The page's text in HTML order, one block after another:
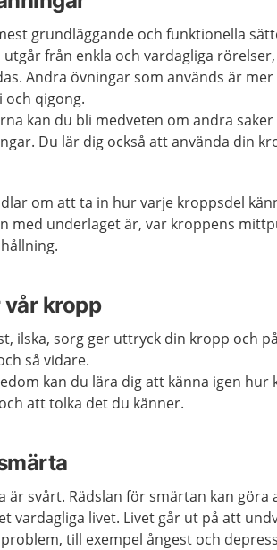
grundläggande och funktionella
från enkla och vardagliga
Andra övningar som används är
qigong.
kan du bli medveten om andra
Du lär dig också att använda din
om att ta in hur varje kroppsdel
med underlaget är, var kroppens
kropp
ilska, sorg ger uttryck din kropp och
så vidare.
kan du lära dig att känna igen hur
att tolka det du känner.
är svårt. Rädslan för smärtan kan göra
vardagliga livet. Livet går ut på att
till exempel ångest och